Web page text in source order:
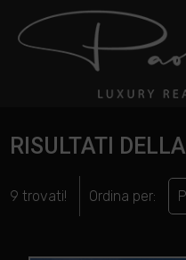
RISULTATI
9 trovati! Ordina per: